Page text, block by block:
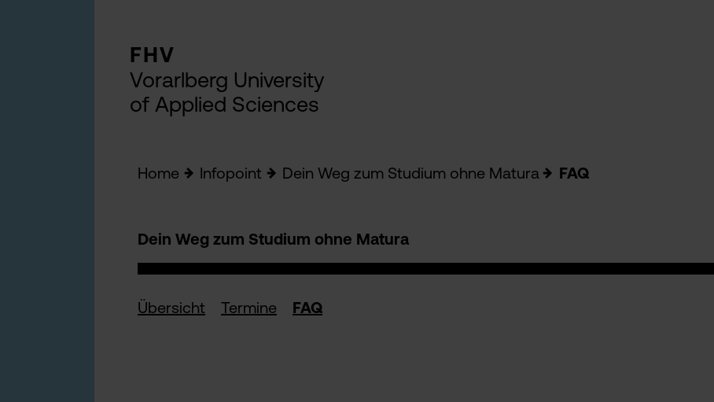
FHV
Vorarlberg University
of Applied Sciences
Home Infopoint Dein Weg zum Studium ohne Matura FAQ
Dein Weg zum Studium ohne Matura
Übersicht Termine FAQ